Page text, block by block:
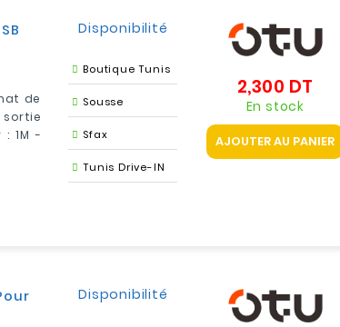
de
sortie
1M -
Disponibilité
Boutique Tunis
Sousse
Sfax
Tunis Drive-IN
2,300 DT
En stock
AJOUTER AU PANIER
Disponibilité